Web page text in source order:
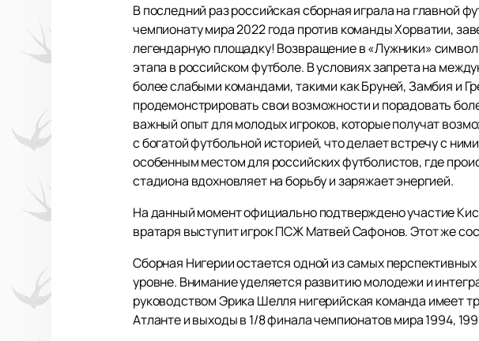
В последний раз российская сборная играла на главной
чемпионату мира 2022 года против команды Хорватии,
легендарную площадку! Возвращение в «Лужники»
этапа в российском футболе. В условиях запрета на
более слабыми командами, такими как Бруней, Замбия и
продемонстрировать свои возможности и порадовать
важный опыт для молодых игроков, которые получат
с богатой футбольной историей, что делает встречу с
особенным местом для российских футболистов, где
стадиона вдохновляет на борьбу и заряжает энергией.
На данный момент официально подтверждено участие
вратаря выступит игрок ПСЖ Матвей Сафонов. Этот же
Сборная Нигерии остается одной из самых
уровне. Внимание уделяется развитию молодежи и
руководством Эрика Шелля нигерийская команда имеет
Атланте и выходы в 1/8 финала чемпионатов мира 1994,